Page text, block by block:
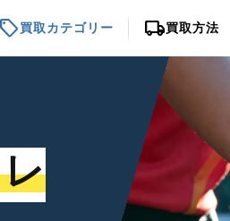
sell買取カテゴリー local_shipping買取方法